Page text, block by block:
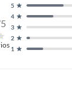
1
2
3
4
5